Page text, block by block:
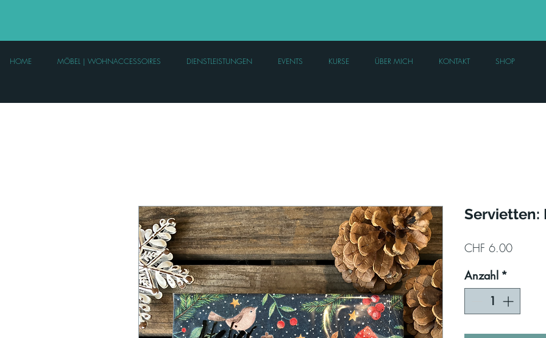
HOME MÖBEL | WOHNACCESSOIRES DIENSTLEISTUNGEN EVENTS KURSE ÜBER MICH KONTAKT SHOP
Servietten:
CHF 6.00Preis
Anzahl *